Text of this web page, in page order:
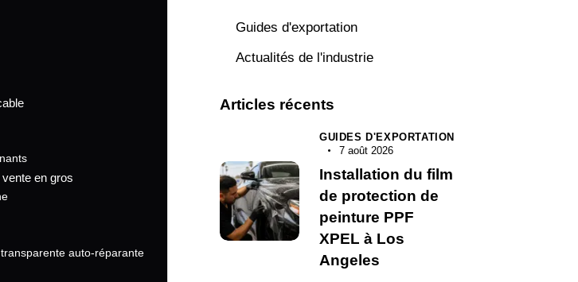
en gros
auto-réparante
Guides d'exportation
Actualités de l'industrie
Articles récents
GUIDES D'EXPORTATION
7 août 2026
Installation du film
de protection de
peinture PPF
XPEL à Los
Angeles